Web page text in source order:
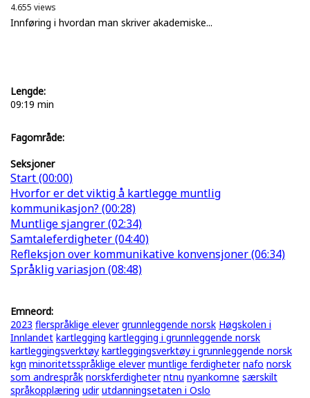
4.655 views
Innføring i hvordan man skriver akademiske...
Lengde:
09:19 min
Fagområde:
Seksjoner
Start (00:00)
Hvorfor er det viktig å kartlegge muntlig
kommunikasjon? (00:28)
Muntlige sjangrer (02:34)
Samtaleferdigheter (04:40)
Refleksjon over kommunikative konvensjoner (06:34)
Språklig variasjon (08:48)
Emneord:
2023 flerspråklige elever grunnleggende norsk Høgskolen i
Innlandet kartlegging kartlegging i grunnleggende norsk
kartleggingsverktøy kartleggingsverktøy i grunnleggende norsk
kgn minoritetsspråklige elever muntlige ferdigheter nafo norsk
som andrespråk norskferdigheter ntnu nyankomne særskilt
språkopplæring udir utdanningsetaten i Oslo